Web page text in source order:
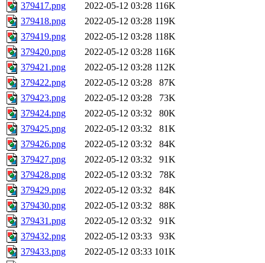
379417.png
2022-05-12 03:28 116K
379418.png
2022-05-12 03:28 119K
379419.png
2022-05-12 03:28 118K
379420.png
2022-05-12 03:28 116K
379421.png
2022-05-12 03:28 112K
379422.png
2022-05-12 03:28
87K
379423.png
2022-05-12 03:28
73K
379424.png
2022-05-12 03:32
80K
379425.png
2022-05-12 03:32
81K
379426.png
2022-05-12 03:32
84K
379427.png
2022-05-12 03:32
91K
379428.png
2022-05-12 03:32
78K
379429.png
2022-05-12 03:32
84K
379430.png
2022-05-12 03:32
88K
379431.png
2022-05-12 03:32
91K
379432.png
2022-05-12 03:33
93K
379433.png
2022-05-12 03:33 101K